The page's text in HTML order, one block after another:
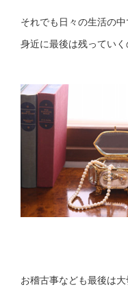
それでも日々の生活の
身近に最後は残っていく
お稽古事なども最後は